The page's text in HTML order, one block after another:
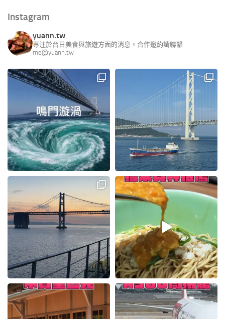
Instagram
yuann.tw
專注於台日美食與旅遊方面的消息。合作邀約請聯繫
me@yuann.tw